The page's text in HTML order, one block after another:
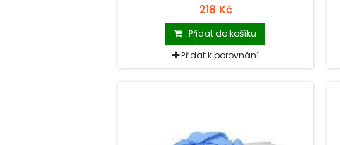
218 Kč
Přidat do košíku
Přidat k porovnání